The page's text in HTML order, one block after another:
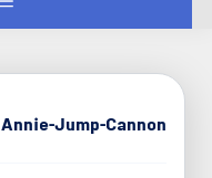
Annie-Jump-Cannon